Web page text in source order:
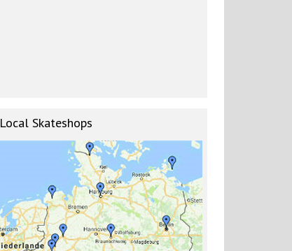
Local Skateshops